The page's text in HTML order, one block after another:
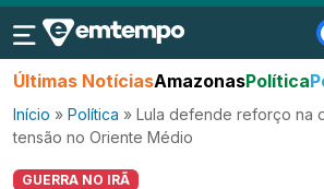
Últimas NotíciasAmazonasPolítica
Início » Política » Lula defende reforço na
tensão no Oriente Médio
GUERRA NO IRÃ